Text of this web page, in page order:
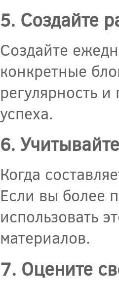
5. Создайте
Создайте
конкретные
регулярность
успеха.
6.
Когда
Если вы более
использовать
материалов.
7. Оцените